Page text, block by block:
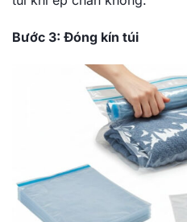
Bước 3: Đóng kín túi